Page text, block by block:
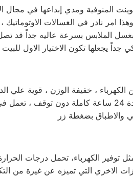
امر نادر في الغسالات الاوتوماتيك
بغسل الملابس بسرعة عاليه جداً
هذا ما يصف غسالة اطباق وايت بوينت المنوفية في كلمات قليلة ! ، يمكنها غسل كافة الاطباق خلال فترة